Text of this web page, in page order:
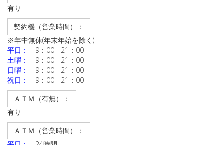
有り
契約機（営業時間）：
※年中無休(年末年始を除く)
平日：
9：00 - 21：00
土曜：
9：00 - 21：00
日曜：
9：00 - 21：00
祝日：
9：00 - 21：00
ＡＴＭ（有無）：
有り
ＡＴＭ（営業時間）：